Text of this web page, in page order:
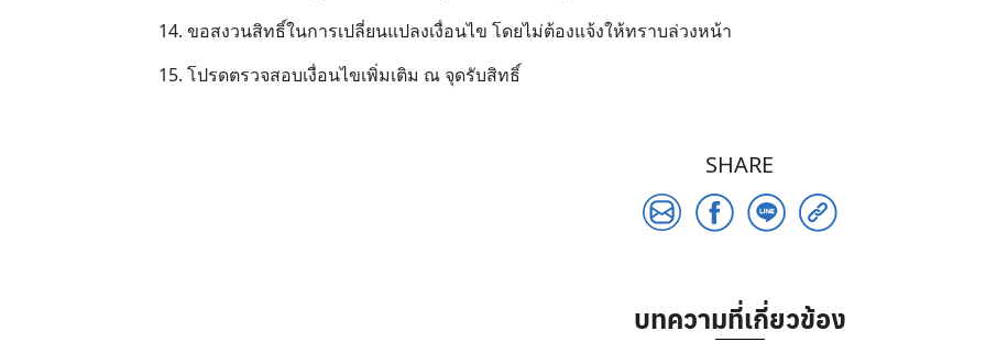
14. ขอสงวนสิทธิ์ในการเปลี่ยนแปลงเงื่อนไข โดยไม่ต้องแจ้งให้ทราบล่วงหน้า
15. โปรดตรวจสอบเงื่อนไขเพิ่มเติม ณ จุดรับสิทธิ์
SHARE
บทความที่เกี่ยวข้อง